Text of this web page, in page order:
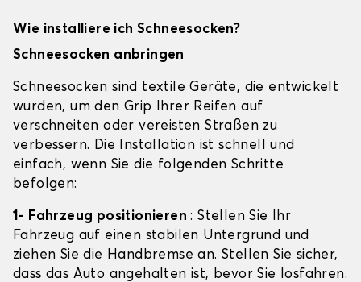
Wie installiere ich Schneesocken?
Schneesocken anbringen
Schneesocken sind textile Geräte, die entwickelt
wurden, um den Grip Ihrer Reifen auf
verschneiten oder vereisten Straßen zu
verbessern. Die Installation ist schnell und
einfach, wenn Sie die folgenden Schritte
befolgen:
1- Fahrzeug positionieren: Stellen Sie Ihr
Fahrzeug auf einen stabilen Untergrund und
ziehen Sie die Handbremse an. Stellen Sie sicher,
dass das Auto angehalten ist, bevor Sie losfahren.